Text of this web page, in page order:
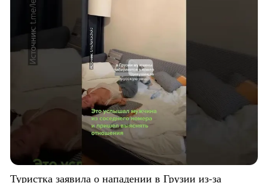
Туристка заявила о нападении в Грузии из-за